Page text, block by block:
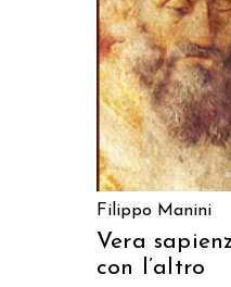
Filippo Manini
Vera
con l’altro